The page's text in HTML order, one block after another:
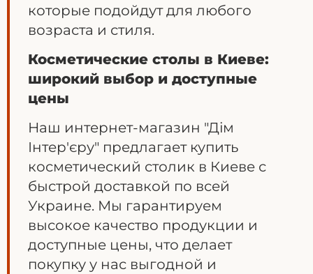
которые подойдут для любого
возраста и стиля.
Косметические столы в Киеве:
широкий выбор и доступные
цены
Наш интернет-магазин "Дім
Інтер'єру" предлагает купить
косметический столик в Киеве с
быстрой доставкой по всей
Украине. Мы гарантируем
высокое качество продукции и
доступные цены, что делает
покупку у нас выгодной и